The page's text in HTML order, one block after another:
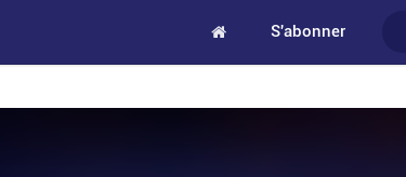
S'abonner